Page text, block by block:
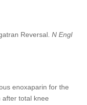
Reversal. N Engl
enoxaparin for the
after total knee